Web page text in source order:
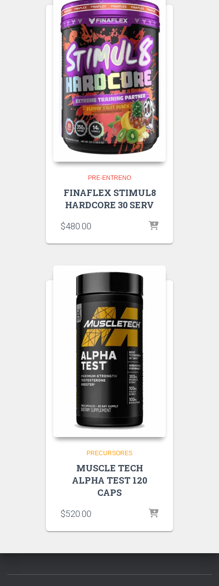
PRE-ENTRENO
FINAFLEX STIMUL8
HARDCORE 30 SERV
$480.00
PRECURSORES
MUSCLE TECH
ALPHA TEST 120
CAPS
$520.00